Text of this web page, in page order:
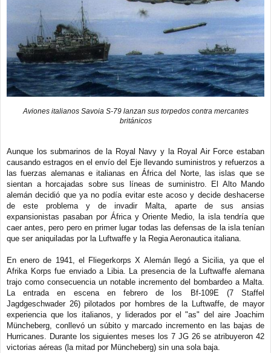
Aviones italianos Savoia S-79 lanzan sus torpedos contra mercantes
británicos
Aunque los submarinos de la Royal Navy y la Royal Air Force estaban
causando estragos en el envío del Eje llevando suministros y refuerzos a
las fuerzas alemanas e italianas en África del Norte, las islas que se
sientan a horcajadas sobre sus líneas de suministro. El Alto Mando
alemán decidió que ya no podía evitar este acoso y decide deshacerse
de este problema y de invadir Malta, aparte de sus ansias
expansionistas pasaban por África y Oriente Medio, la isla tendría que
caer antes, pero pero en primer lugar todas las defensas de la isla tenían
que ser aniquiladas por la Luftwaffe y la Regia Aeronautica italiana.
En enero de 1941, el Fliegerkorps X Alemán llegó a Sicilia, ya que el
Afrika Korps fue enviado a Libia. La presencia de la Luftwaffe alemana
trajo como consecuencia un notable incremento del bombardeo a Malta.
La entrada en escena en febrero de los Bf-109E (7 Staffel
Jagdgeschwader 26) pilotados por hombres de la Luftwaffe, de mayor
experiencia que los italianos, y liderados por el "as" del aire Joachim
Müncheberg, conllevó un súbito y marcado incremento en las bajas de
Hurricanes. Durante los siguientes meses los 7 JG 26 se atribuyeron 42
victorias aéreas (la mitad por Müncheberg) sin una sola baja.